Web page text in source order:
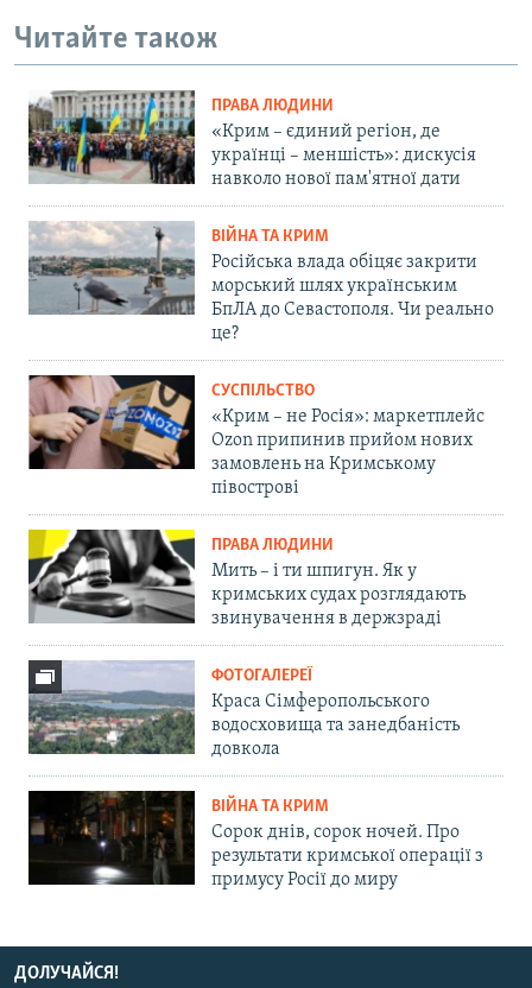
Читайте також
ПРАВА ЛЮДИНИ
«Крим – єдиний регіон, де
українці – меншість»: дискусія
навколо нової пам'ятної дати
ВІЙНА ТА КРИМ
Російська влада обіцяє закрити
морський шлях українським
БпЛА до Севастополя. Чи реально
це?
СУСПІЛЬСТВО
«Крим – не Росія»: маркетплейс
Ozon припинив прийом нових
замовлень на Кримському
півострові
ПРАВА ЛЮДИНИ
Мить – і ти шпигун. Як у
кримських судах розглядають
звинувачення в держзраді
ФОТОГАЛЕРЕЇ
Краса Сімферопольського
водосховища та занедбаність
довкола
ВІЙНА ТА КРИМ
Сорок днів, сорок ночей. Про
результати кримської операції з
примусу Росії до миру
ДОЛУЧАЙСЯ!